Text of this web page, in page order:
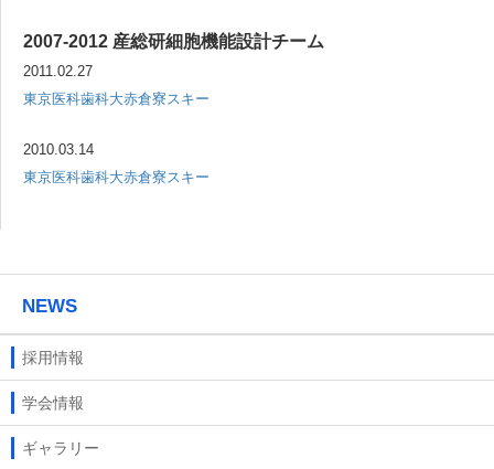
2007-2012 産総研細胞機能設計チーム
2011.02.27
東京医科歯科大赤倉寮スキー
2010.03.14
東京医科歯科大赤倉寮スキー
NEWS
採用情報
学会情報
ギャラリー